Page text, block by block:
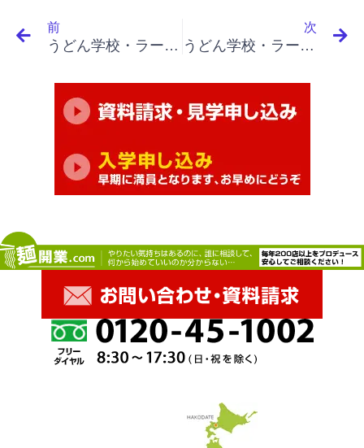
前
うどん学校・ラーメン学校・そば学校・パスタ学校で開業&成果アップ｜「イノベーションと起業家精神（最終）」「起業家としての計画、起業家精神のためのいくつかの具体的方策、機会についての報告と会議、成功の秘訣の報告」
次
うどん学校・ラーメン学校・そば学校・パスタ学校で開業&成果アップ｜「イノベーションと起業家精神（最終）」「イノベーションの定期点検、イノベーションの業績評価、起業家精神のための組織構造、既存のものからの分離、担当トップヘの直結」